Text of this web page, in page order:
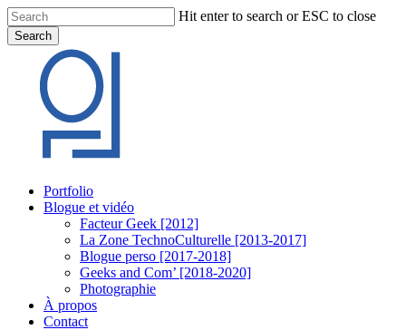
Skip
to
main
content
Hit enter to search or ESC to close
Search
Search
Menu
Portfolio
Blogue et vidéo
Facteur Geek [2012]
La Zone TechnoCulturelle [2013-2017]
Blogue perso [2017-2018]
Geeks and Com’ [2018-2020]
Photographie
À propos
Contact